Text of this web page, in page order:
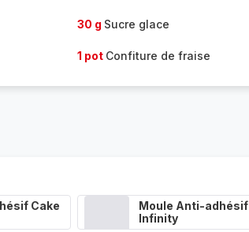
30 g Sucre glace
1 pot Confiture de fraise
Cake
Moule Anti-adhésif
Infinity